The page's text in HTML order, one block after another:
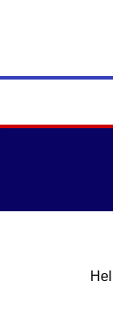
au